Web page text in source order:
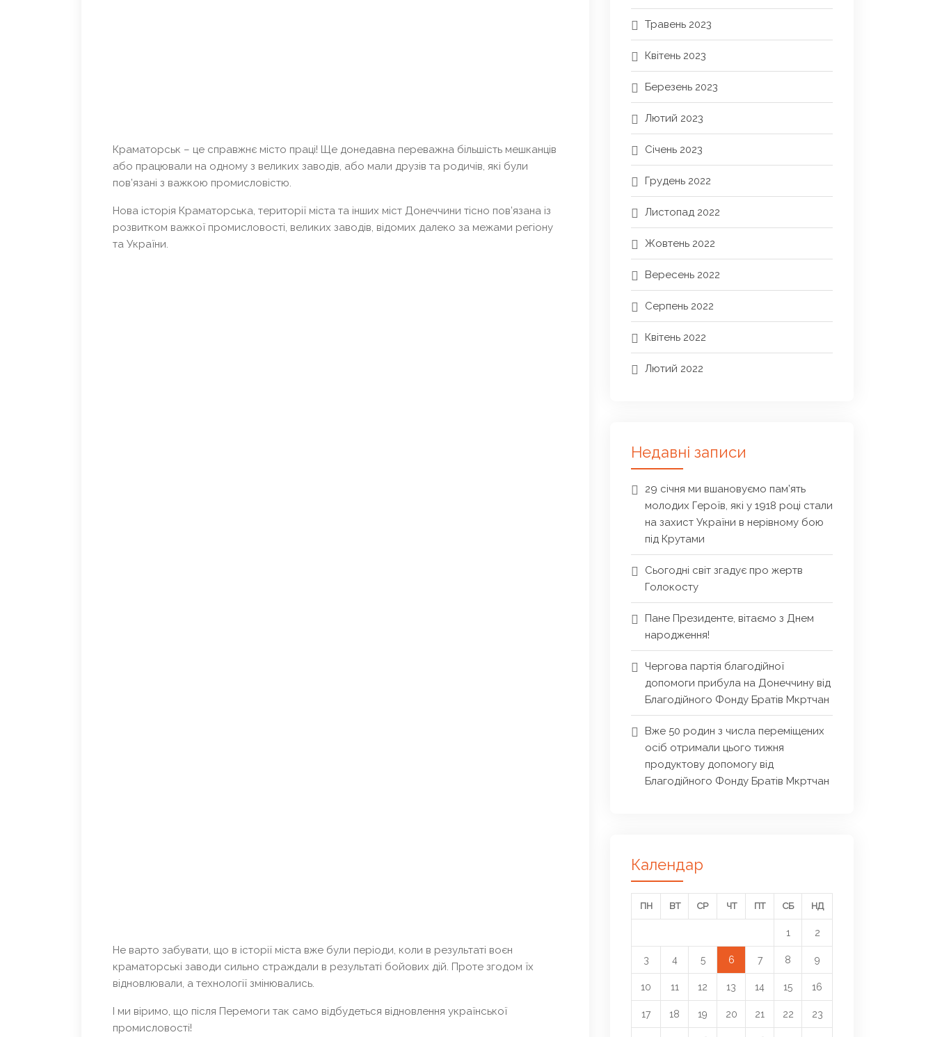
Краматорськ – це справжнє місто праці! Ще донедавна переважна більшість мешканців
або працювали на одному з великих заводів, або мали друзів та родичів, які були
пов’язані з важкою промисловістю.
Нова історія Краматорська, території міста та інших міст Донеччини тісно пов’язана із
розвитком важкої промисловості, великих заводів, відомих далеко за межами регіону
та України.
Не варто забувати, що в історії міста вже були періоди, коли в результаті воєн
краматорські заводи сильно страждали в результаті бойових дій. Проте згодом їх
відновлювали, а технології змінювались.
І ми віримо, що після Перемоги так само відбудеться відновлення української
промисловості!
Травень 2023
Квітень 2023
Березень 2023
Лютий 2023
Січень 2023
Грудень 2022
Листопад 2022
Жовтень 2022
Вересень 2022
Серпень 2022
Квітень 2022
Лютий 2022
Недавні записи
29 січня ми вшановуємо пам’ять
молодих Героїв, які у 1918 році стали
на захист України в нерівному бою
під Крутами
Сьогодні світ згадує про жертв
Голокосту
Пане Президенте, вітаємо з Днем
народження!
Чергова партія благодійної
допомоги прибула на Донеччину від
Благодійного Фонду Братів Мкртчан
Вже 50 родин з числа переміщених
осіб отримали цього тижня
продуктову допомогу від
Благодійного Фонду Братів Мкртчан
Календар
ПН ВТ СР ЧТ ПТ СБ НД
1 2
3 4 5 6 7 8 9
10 11 12 13 14 15 16
17 18 19 20 21 22 23